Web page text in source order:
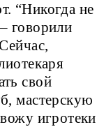
“Никогда не
говорили
свой
мастерскую
игротеки